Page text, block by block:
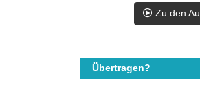
Zu den
Übertragen?